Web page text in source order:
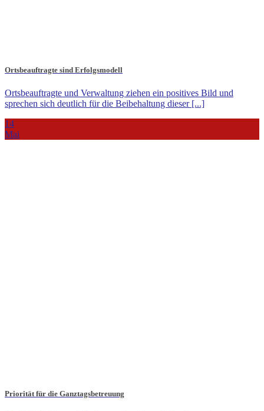
Ortsbeauftragte sind Erfolgsmodell
Ortsbeauftragte und Verwaltung ziehen ein positives Bild und
sprechen sich deutlich für die Beibehaltung dieser [...]
14
Mai
Priorität für die Ganztagsbetreuung